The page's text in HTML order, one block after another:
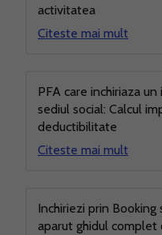
activitatea
Citeste mai mult
PFA care inchiriaza
sediul social: Calcul
deductibilitate
Citeste mai mult
Inchiriezi prin Booking
aparut ghidul complet